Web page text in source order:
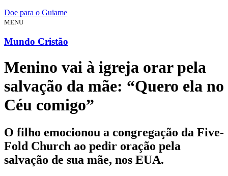
Doe para o Guiame
MENU
Mundo Cristão
Menino vai à igreja orar pela
salvação da mãe: “Quero ela no
Céu comigo”
O filho emocionou a congregação da Five-
Fold Church ao pedir oração pela
salvação de sua mãe, nos EUA.